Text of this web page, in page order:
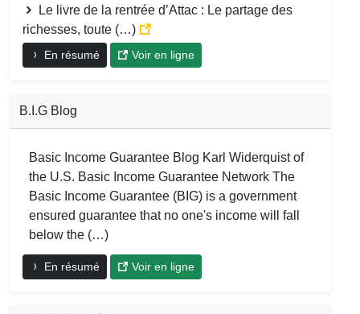
Le livre de la rentrée d’Attac : Le partage des
richesses, toute (…)
En résumé Voir en ligne
B.I.G Blog
Basic Income Guarantee Blog Karl Widerquist of
the U.S. Basic Income Guarantee Network The
Basic Income Guarantee (BIG) is a government
ensured guarantee that no one's income will fall
below the (…)
En résumé Voir en ligne